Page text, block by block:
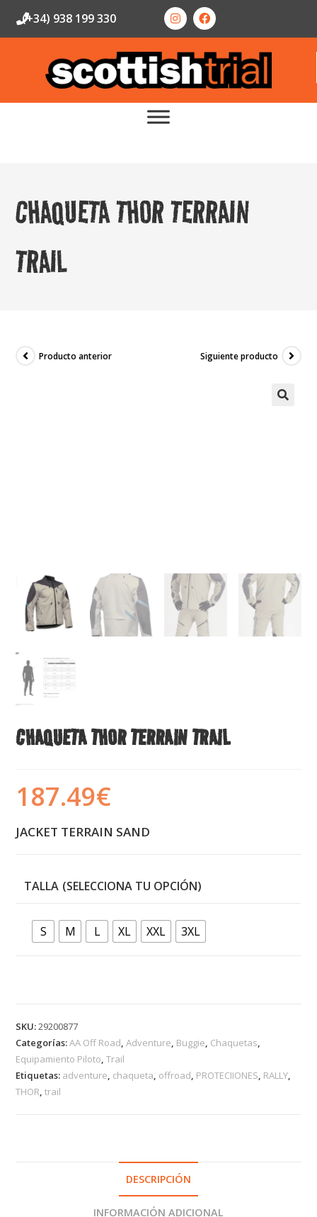
(+34) 938 199 330
CHAQUETA THOR TERRAIN
TRAIL
Producto anterior Siguiente producto
CHAQUETA THOR TERRAIN TRAIL
187.49€
JACKET TERRAIN SAND
TALLA
S M L XL XXL 3XL
SKU:29200877
Categorías:AA Off Road,Adventure, Buggie, Chaquetas,
Equipamiento Piloto,Trail
Etiquetas: adventure, chaqueta, offroad, PROTECIIONES, RALLY,
THOR,trail
DESCRIPCIÓN
INFORMACIÓN ADICIONAL